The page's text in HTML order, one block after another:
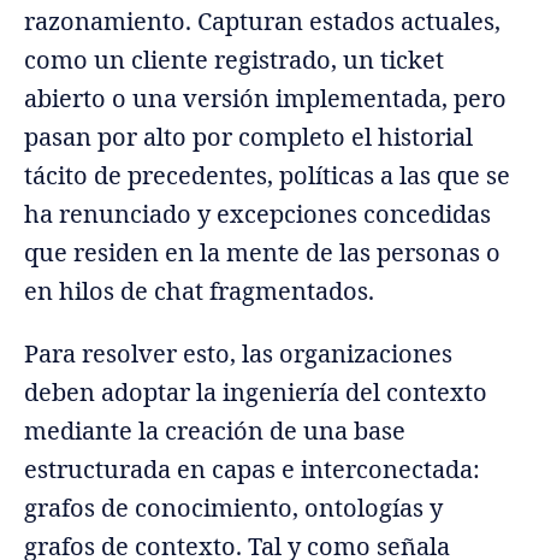
razonamiento. Capturan estados actuales,
como un cliente registrado, un ticket
abierto o una versión implementada, pero
pasan por alto por completo el historial
tácito de precedentes, políticas a las que se
ha renunciado y excepciones concedidas
que residen en la mente de las personas o
en hilos de chat fragmentados.
Para resolver esto, las organizaciones
deben adoptar la ingeniería del contexto
mediante la creación de una base
estructurada en capas e interconectada:
grafos de conocimiento, ontologías y
grafos de contexto. Tal y como señala